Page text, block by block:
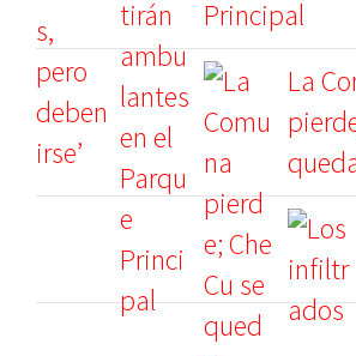
Principal
La